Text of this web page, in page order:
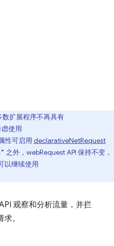
数扩展程序不再具有
使用
性可启用 declarativeNetRequest
之外，webRequest API 保持不变，
以继续使用
观察和分析流量，并拦
。